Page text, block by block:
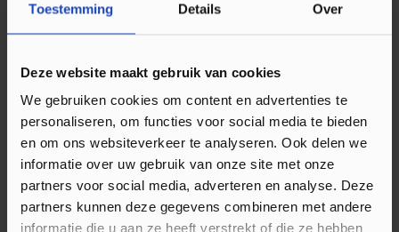
Toestemming Details Over
Deze website maakt gebruik van cookies
We gebruiken cookies om content en advertenties te
personaliseren, om functies voor social media te bieden
en om ons websiteverkeer te analyseren. Ook delen we
informatie over uw gebruik van onze site met onze
partners voor social media, adverteren en analyse. Deze
partners kunnen deze gegevens combineren met andere
informatie die u aan ze heeft verstrekt of die ze hebben
Omschrijving Quick-Step Alpha Blos
naar een nieuwe vloer? Dan hoeft u niet meer verder te
zoeken, want met de Quick-Step Alpha Blos in de
kleur Cacaobruine Eik AVSPU40279 haalt u zeker weten een
prachtexemplaar in huis. Deze PVC vloer is namelijk gemaakt
van het beste kunststof en dat is te zien. Met zijn warme
spraakmakende kleur geeft deze vloer direct een knusse